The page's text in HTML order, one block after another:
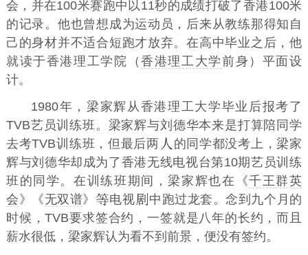
会，并在100米赛跑中以11秒的成绩打破了香港100米
的记录。他也曾想成为运动员，后来从教练那得知自
己的身材并不适合短跑才放弃。在高中毕业之后，他
就读于香港理工学院（香港理工大学前身）平面设
计。
1980年，梁家辉从香港理工大学毕业后报考了
TVB艺员训练班。梁家辉与刘德华本来是打算陪同学
去考TVB训练班，但最后两
的同学都没考上，梁家
辉与刘德华却成为了香港无线电视台第10期艺员训练
班的同学。在训练班期间，梁家辉也在《千王群英
会》《无双谱》 电视
中跑过龙套。念到九个月的
时候，TVB要求签合约，一签就是八年的长约，而且
薪水很低，梁家辉认为看不到前景，便没有签约。